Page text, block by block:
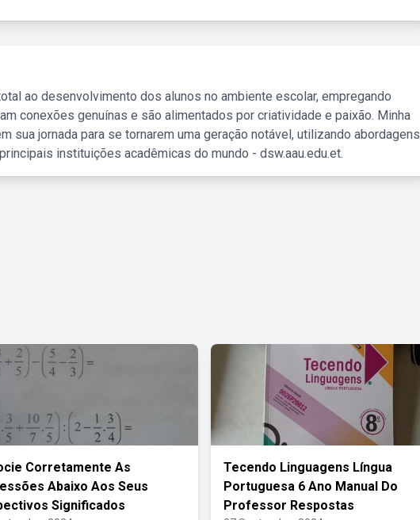
ao desenvolvimento dos alunos no ambiente escolar, empregando
conexões genuínas e são alimentados por criatividade e paixão. Minha
sua jornada para se tornarem uma geração notável, utilizando abordagens
instituições acadêmicas do mundo - dsw.aau.edu.et.
Corretamente As
Abaixo Aos Seus
Significados
Tecendo Linguagens Língua
Portuguesa 6 Ano Manual Do
Professor Respostas